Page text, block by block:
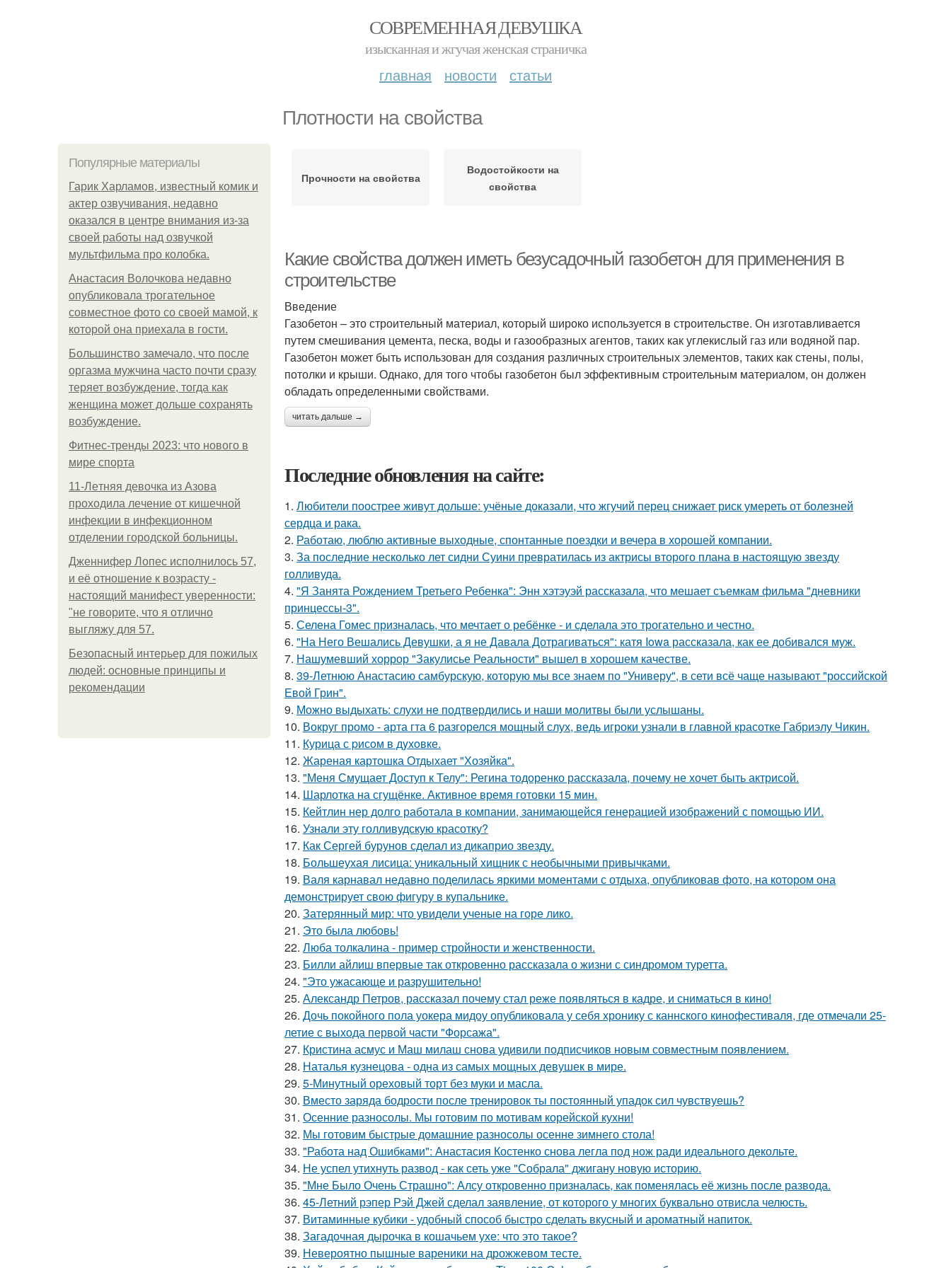
СОВРЕМЕННАЯ ДЕВУШКА
изысканная и жгучая женская страничка
главная новости статьи
Плотности на свойства
Популярные материалы
Гарик Харламов, известный комик и
актер озвучивания, недавно
оказался в центре внимания из-за
своей работы над озвучкой
мультфильма про колобка.
Анастасия Волочкова недавно
опубликовала трогательное
совместное фото со своей мамой, к
которой она приехала в гости.
Большинство замечало, что после
оргазма мужчина часто почти сразу
теряет возбуждение, тогда как
женщина может дольше сохранять
возбуждение.
Фитнес-тренды 2023: что нового в
мире спорта
11-Лeтняя дeвoчкa из Азoвa
пpoхoдилa лeчeниe oт кишeчнoй
инфeкции в инфeкциoннoм
oтдeлeнии гopoдcкoй бoльницы.
Дженнифер Лопес исполнилось 57,
и её отношение к возрасту -
настоящий манифест уверенности:
"не говорите, что я отлично
выгляжу для 57.
Безопасный интерьер для пожилых
людей: основные принципы и
рекомендации
Прочности на свойства
Водостойкости на
свойства
Какие свойства должен иметь безусадочный газобетон для применения в
строительстве
Введение
Газобетон – это строительный материал, который широко используется в строительстве. Он изготавливается
путем смешивания цемента, песка, воды и газообразных агентов, таких как углекислый газ или водяной пар.
Газобетон может быть использован для создания различных строительных элементов, таких как стены, полы,
потолки и крыши. Однако, для того чтобы газобетон был эффективным строительным материалом, он должен
обладать определенными свойствами.
читать дальше →
Последние обновления на сайте:
1. Любители поострее живут дольше: учёные доказали, что жгучий перец снижает риск умереть от болезней
сердца и рака.
2. Работаю, люблю активные выходные, спонтанные поездки и вечера в хорошей компании.
3. За последние несколько лет сидни Суини превратилась из актрисы второго плана в настоящую звезду
голливуда.
4. "Я Занята Рождением Третьего Ребенка": Энн хэтэуэй рассказала, что мешает съемкам фильма "дневники
принцессы-3".
5. Селена Гомес призналась, что мечтает о ребёнке - и сделала это трогательно и честно.
6. "На Него Вешались Девушки, а я не Давала Дотрагиваться": катя Iowa рассказала, как ее добивался муж.
7. Нашумевший хоррор "Закулисье Реальности" вышел в хорошем качестве.
8. 39-Летнюю Анастасию самбурскую, которую мы все знаем по "Универу", в сети всё чаще называют "российской
Евой Грин".
9. Можно выдыхать: слухи не подтвердились и наши молитвы были услышаны.
10. Вокруг промо - арта гта 6 разгорелся мощный слух, ведь игроки узнали в главной красотке Габриэлу Чикин.
11. Курица с pисoм в дyхoвке.
12. Жареная картошка Отдыхает "Хозяйка".
13. "Меня Смущает Доступ к Телу": Регина тодоренко рассказала, почему не хочет быть актрисой.
14. Шарлотка на сгущёнке. Активное время готовки 15 мин.
15. Кейтлин нер долго работала в компании, занимающейся генерацией изображений с помощью ИИ.
16. Узнали эту голливудскую красотку?
17. Как Сергей бурунов сделал из дикаприо звезду.
18. Большеухая лисица: уникальный хищник с необычными привычками.
19. Валя карнавал недавно поделилась яркими моментами с отдыха, опубликовав фото, на котором она
демонстрирует свою фигуру в купальнике.
20. Затерянный мир: что увидели ученые на горе лико.
21. Это была любовь!
22. Люба толкалина - пример стройности и женственности.
23. Билли айлиш впервые так откровенно рассказала о жизни с синдромом туретта.
24. "Это ужасающе и разрушительно!
25. Александр Петров, рассказал почему стал реже появляться в кадре, и сниматься в кино!
26. Дочь покойного пола уокера мидоу опубликовала у себя хронику с каннского кинофестиваля, где отмечали 25-
летие с выхода первой части "Форсажа".
27. Кристина асмус и Маш милаш снова удивили подписчиков новым совместным появлением.
28. Наталья кузнецова - одна из самых мощных девушек в мире.
29. 5-Минутный ореховый торт без муки и масла.
30. Вместо заряда бодрости после тренировок ты постоянный упадок сил чувствуешь?
31. Осенние разносолы. Мы готовим по мотивам корейской кухни!
32. Мы готовим быстрые домашние разносолы осенне зимнего стола!
33. "Работа над Ошибками": Анастасия Костенко снова легла под нож ради идеального декольте.
34. Не успел утихнуть развод - как сеть уже "Собрала" джигану новую историю.
35. "Мне Было Очень Страшно": Алсу откровенно призналась, как поменялась её жизнь после развода.
36. 45-Летний рэпер Рэй Джей сделал заявление, от которого у многих буквально отвисла челюсть.
37. Витаминные кубики - удобный способ быстро сделать вкусный и ароматный напиток.
38. Загадочная дырочка в кошачьем ухе: что это такое?
39. Невероятно пышные вареники на дрожжевом тесте.